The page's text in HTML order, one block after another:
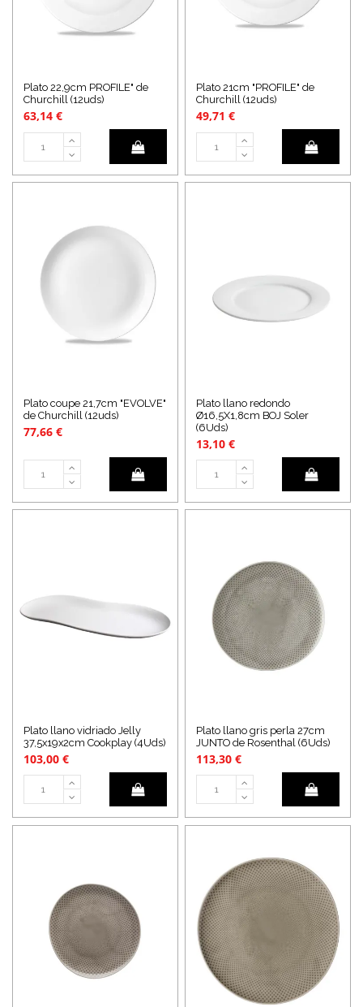
Plato 22,9cm PROFILE" de
Churchill (12uds)
63,14 €
Plato 21cm "PROFILE" de
Churchill (12uds)
49,71 €
Plato coupe 21,7cm "EVOLVE"
de Churchill (12uds)
77,66 €
Plato llano redondo
Ø16,5X1,8cm BOJ Soler
(6Uds)
13,10 €
Plato llano vidriado Jelly
37,5x19x2cm Cookplay (4Uds)
103,00 €
Plato llano gris perla 27cm
JUNTO de Rosenthal (6Uds)
113,30 €